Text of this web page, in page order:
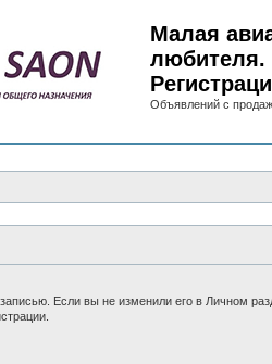
Малая
любителя.
Объявлений с
Если вы не изменили его в Личном